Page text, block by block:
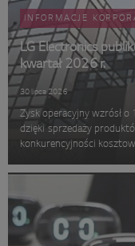
INFORMACJE
LG Electronics
kwartał 2026 r.
30 lipca 2026
Zysk operacyjny wzrósł
dzięki sprzedaży
konkurencyjności